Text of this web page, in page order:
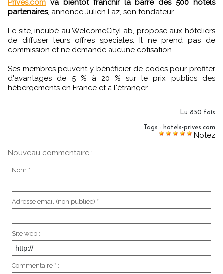
Prives.com va bientôt franchir la barre des 500 hôtels
partenaires, annonce Julien Laz, son fondateur.
Le site, incubé au WelcomeCityLab, propose aux hôteliers
de diffuser leurs offres spéciales. Il ne prend pas de
commission et ne demande aucune cotisation.
Ses membres peuvent y bénéficier de codes pour profiter
d'avantages de 5 % à 20 % sur le prix publics des
hébergements en France et à l'étranger.
Lu 850 fois
Tags : hotels-prives.com
Notez
Nouveau commentaire :
Nom * :
Adresse email (non publiée) * :
Site web :
Commentaire * :